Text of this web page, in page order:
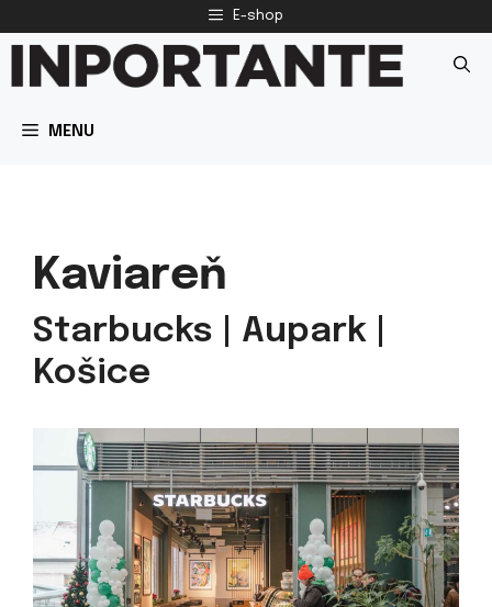
na
obsah
E-shop
MENU
Kaviareň
Starbucks | Aupark |
Košice